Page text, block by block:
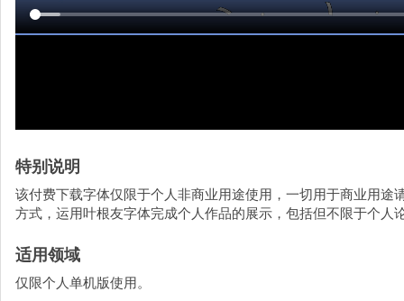
特别说明
该付费下载字体仅限于个人非商业用途使用，一切用于商业用
方式，运用叶根友字体完成个人作品的展示，包括但不限于个人
适用领域
仅限个人单机版使用。